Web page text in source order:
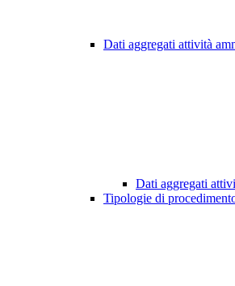
Dati aggregati attività
Dati aggregati
Tipologie di